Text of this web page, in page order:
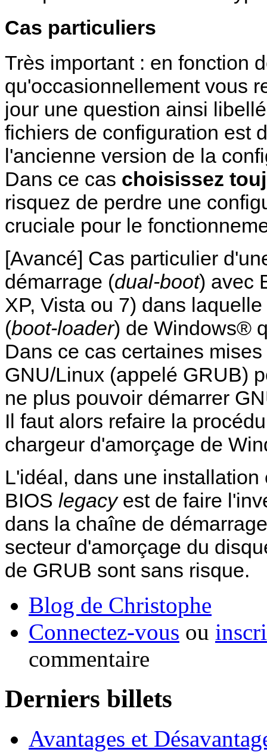
Cas particuliers
Très important : en fonction
qu'occasionnellement vous
jour une question ainsi
fichiers de configuration est
l'ancienne version de la
Dans ce cas choisissez
risquez de perdre une
cruciale pour le
[Avancé] Cas particulier
démarrage (dual-boot) avec
XP, Vista ou 7) dans
(boot-loader) de Windows®
Dans ce cas certaines
GNU/Linux (appelé GRUB)
ne plus pouvoir démarrer
Il faut alors refaire la
chargeur d'amorçage de
L'idéal, dans une
BIOS legacyest de faire
dans la chaîne de
secteur d'amorçage du
de GRUB sont sans risque.
Blog de Christophe
Connectez-vous ou
commentaire
Derniers billets
Avantages et